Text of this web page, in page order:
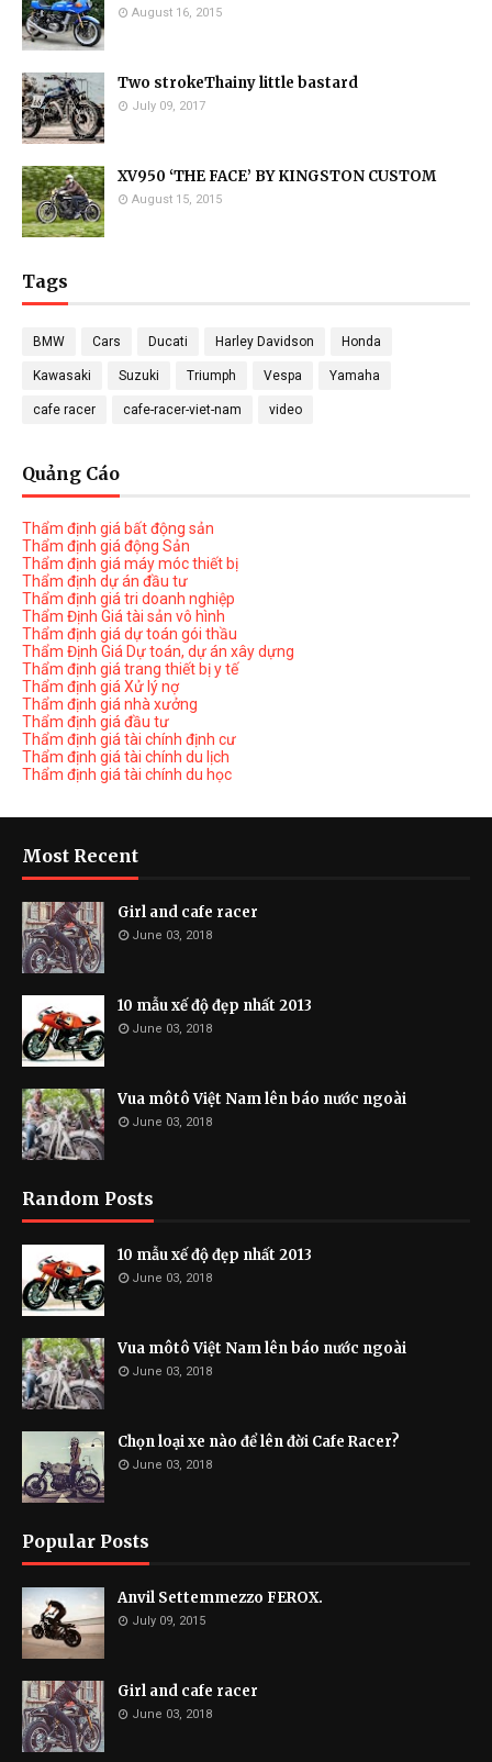
August 16, 2015
Two strokeThainy little bastard
July 09, 2017
XV950 ‘THE FACE’ BY KINGSTON CUSTOM
August 15, 2015
Tags
BMW Cars Ducati Harley Davidson Honda
Kawasaki Suzuki Triumph Vespa Yamaha
cafe racer cafe-racer-viet-nam video
Quảng Cáo
Thẩm định giá bất động sản
Thẩm định giá động Sản
Thẩm định giá máy móc thiết bị
Thẩm định dự án đầu tư
Thẩm định giá tri doanh nghiệp
Thẩm Định Giá tài sản vô hình
Thẩm định giá dự toán gói thầu
Thẩm Định Giá Dự toán, dự án xây dựng
Thẩm định giá trang thiết bị y tế
Thẩm định giá Xử lý nợ
Thẩm định giá nhà xưởng
Thẩm định giá đầu tư
Thẩm định giá tài chính định cư
Thẩm định giá tài chính du lịch
Thẩm định giá tài chính du học
Most Recent
Girl and cafe racer
June 03, 2018
10 mẫu xế độ đẹp nhất 2013
June 03, 2018
Vua môtô Việt Nam lên báo nước ngoài
June 03, 2018
Random Posts
10 mẫu xế độ đẹp nhất 2013
June 03, 2018
Vua môtô Việt Nam lên báo nước ngoài
June 03, 2018
Chọn loại xe nào để lên đời Cafe Racer?
June 03, 2018
Popular Posts
Anvil Settemmezzo FEROX.
July 09, 2015
Girl and cafe racer
June 03, 2018